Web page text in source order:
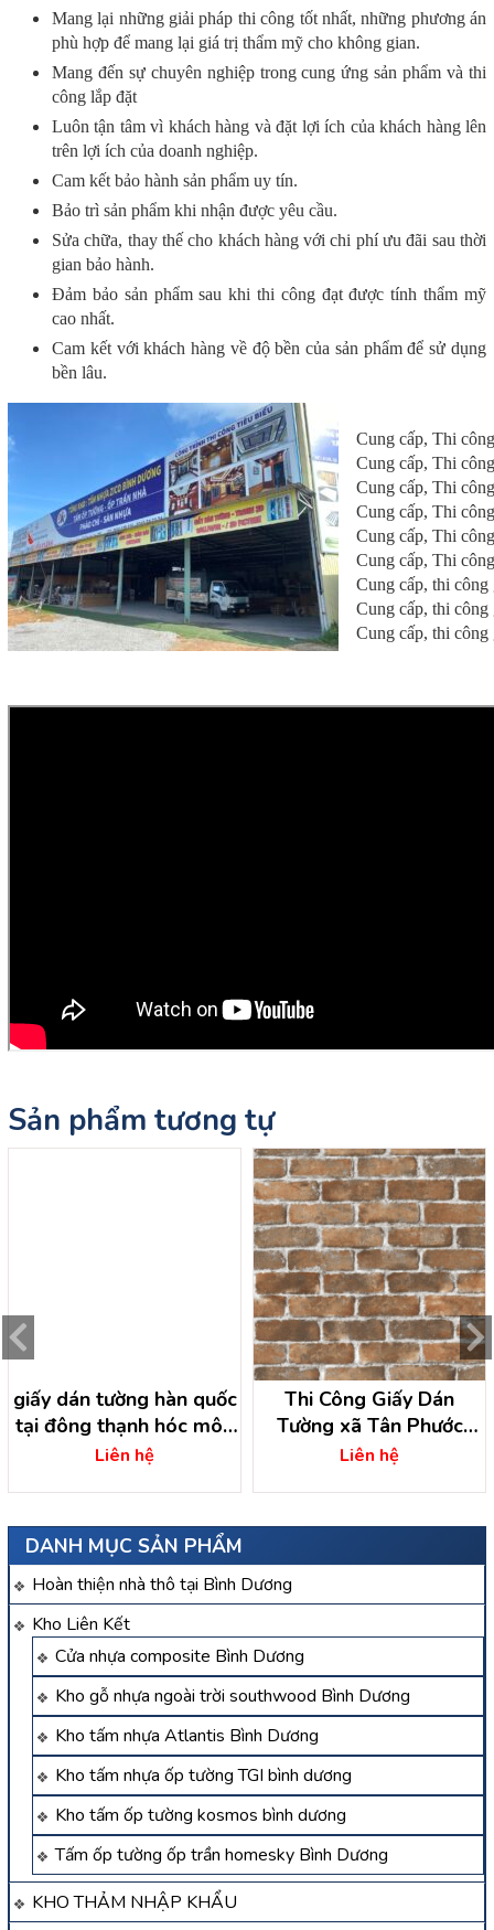
DANH MỤC SẢN PHẨM
Hoàn thiện nhà thô tại Bình Dương
Kho Liên Kết
Cửa nhựa composite Bình Dương
Kho gỗ nhựa ngoài trời southwood Bình Dương
Kho tấm nhựa Atlantis Bình Dương
Kho tấm nhựa ốp tường TGI bình dương
Kho tấm ốp tường kosmos bình dương
Tấm ốp tường ốp trần homesky Bình Dương
KHO THẢM NHẬP KHẨU
Mang lại những giải pháp thi công tốt nhất, những phương án
phù hợp để mang lại giá trị thẩm mỹ cho không gian.
Mang đến sự chuyên nghiệp trong cung ứng sản phẩm và thi
công lắp đặt
Luôn tận tâm vì khách hàng và đặt lợi ích của khách hàng lên
trên lợi ích của doanh nghiệp.
Cam kết bảo hành sản phẩm uy tín.
Bảo trì sản phẩm khi nhận được yêu cầu.
Sửa chữa, thay thế cho khách hàng với chi phí ưu đãi sau thời
gian bảo hành.
Đảm bảo sản phẩm sau khi thi công đạt được tính thẩm mỹ
cao nhất.
Cam kết với khách hàng về độ bền của sản phẩm để sử dụng
bền lâu.
Cung cấp, Thi
Cung cấp, Thi
Cung cấp, Thi
Cung cấp, Thi
Cung cấp, Thi
Cung cấp, Thi
Cung cấp, thi
Cung cấp, thi
Cung cấp, thi
Sản phẩm tương tự
giấy dán tường hàn quốc
tại đông thạnh hóc môn
– hồ chí minh
Liên hệ
Thi Công Giấy Dán
Tường xã Tân Phước
Khánh ,Tân Uyên
Liên hệ